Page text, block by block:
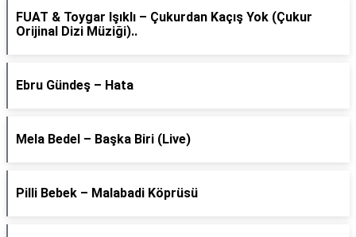
FUAT & Toygar Işıklı – Çukurdan Kaçış Yok (Çukur
Orijinal Dizi Müziği)..
Ebru Gündeş – Hata
Mela Bedel – Başka Biri (Live)
Pilli Bebek – Malabadi Köprüsü